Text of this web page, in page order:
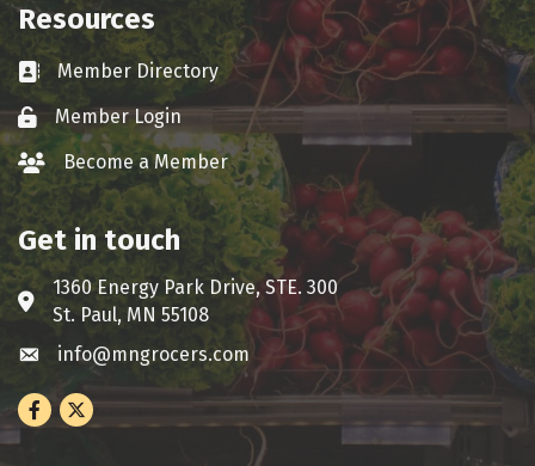
Resources
Business card icon
Member Directory
Lock iconMember Login
group iconBecome a Member
Get in touch
Address & Map
1360 Energy Park Drive, STE. 300
St. Paul, MN 55108
Envelope icon
info@mngrocers.com
Facebook
Twitter